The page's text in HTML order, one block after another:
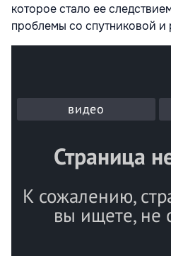
которое стало ее
проблемы со спутниковой и